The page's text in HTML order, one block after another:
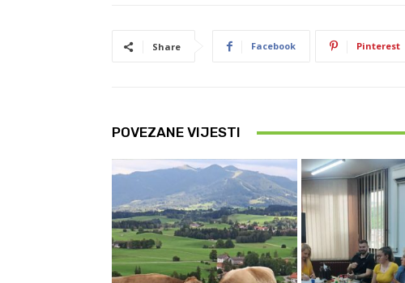
Share Facebook Pinterest
POVEZANE VIJESTI